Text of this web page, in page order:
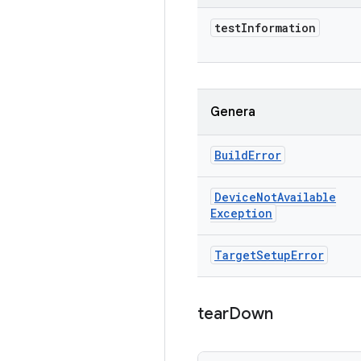
testInformation
Genera
BuildError
DeviceNotAvailable
Exception
TargetSetupError
tearDown